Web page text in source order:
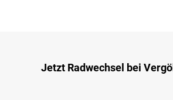
Jetzt Radwechsel bei